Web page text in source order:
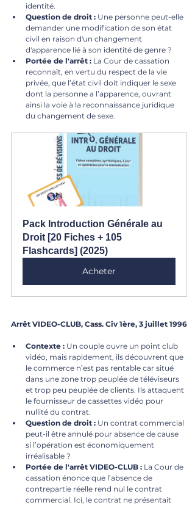
identité.
Question de droit : Une personne peut-elle
demander une modification de son état
civil en raison d'un changement
d'apparence lié à son identité de genre ?
Portée de l'arrêt : La Cour de cassation
reconnaît, en vertu du respect de la vie
privée, que l’état civil doit indiquer le sexe
dont la personne a l’apparence, ouvrant
ainsi la voie à la reconnaissance juridique
du changement de sexe.
Pack Introduction Générale au
Droit [20 Fiches + 105
Flashcards] (2025)
Acheter
Arrêt VIDEO-CLUB, Cass. Civ 1ère, 3 juillet 1996
Contexte : Un couple ouvre un point club
vidéo, mais rapidement, ils découvrent que
le commerce n’est pas rentable car situé
dans une zone trop peuplée de téléviseurs
et trop peu peuplée de clients. Ils attaquent
le fournisseur de cassettes vidéo pour
nullité du contrat.
Question de droit : Un contrat commercial
peut-il être annulé pour absence de cause
si l’opération est économiquement
irréalisable ?
Portée de l'arrêt VIDEO-CLUB : La Cour de
cassation énonce que l’absence de
contrepartie réelle rend nul le contrat
commercial. Ici, le contrat ne présentait